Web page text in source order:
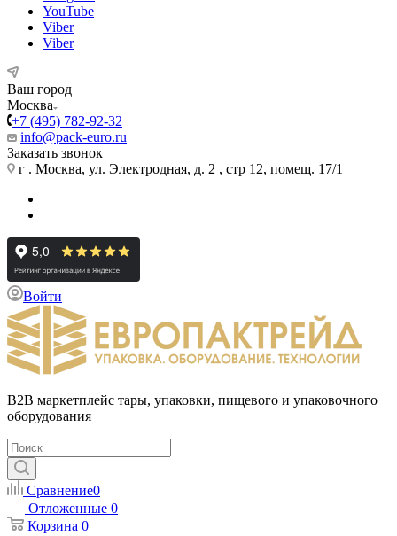
YouTube
Viber
Viber
Ваш город
Москва
+7 (495) 782-92-32
info@pack-euro.ru
Заказать звонок
г . Москва, ул. Электродная, д. 2 , стр 12, помещ. 17/1
Войти
B2B маркетплейс тары, упаковки, пищевого и упаковочного
оборудования
Сравнение0
Отложенные 0
Корзина 0